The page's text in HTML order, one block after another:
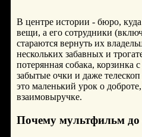
В центре истории - бюро,
вещи, а его сотрудники
стараются вернуть их
нескольких забавных и
потерянная собака, корзинка
забытые очки и даже
это маленький урок о
взаимовыручке.
Почему мультфильм до